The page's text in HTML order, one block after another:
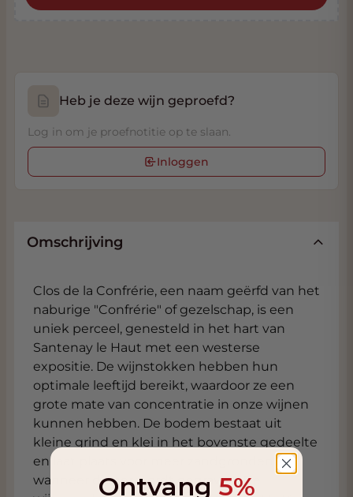
Heb je deze wijn geproefd?
Log in om je proefnotitie op te slaan.
Inloggen
Omschrijving
Clos de la Confrérie, een naam geërfd van het
naburige "Confrérie" of gezelschap, is een
uniek perceel, genesteld in het hart van
Santenay le Haut met een westerse
expositie. De wijnstokken hebben hun
optimale leeftijd bereikt, waardoor ze een
grote mate van concentratie in onze wijnen
kunnen hebben. De bodem bestaat uit
kleine grind en klei in het bovenste gedeelte
en laat plaats voor meer zandgronden
wanneer dieper wordt gegraven. De
Ontvang 5%